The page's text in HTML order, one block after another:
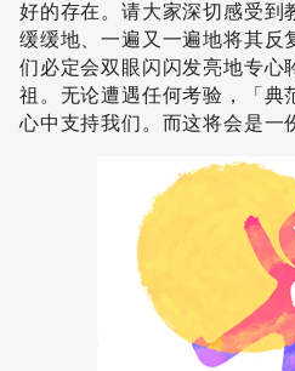
好的存在。请大家深切感受到
缓缓地、一遍又一遍地将其反
们必定会双眼闪闪发亮地专心
祖。无论遭遇任何考验，「典
心中支持我们。而这将会是一